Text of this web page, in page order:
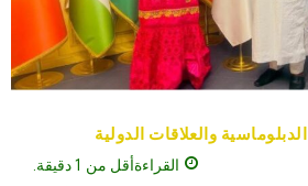
الدبلوماسية والعلاقات الدولية
القراءةأقل من 1 دقيقة.